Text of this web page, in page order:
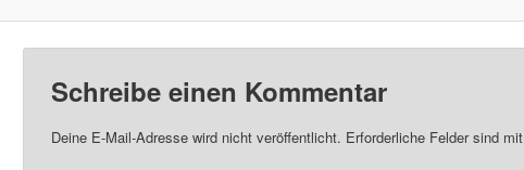
Schreibe einen Kommentar
Deine E-Mail-Adresse wird nicht veröffentlicht. Erforderliche Felder sind mit